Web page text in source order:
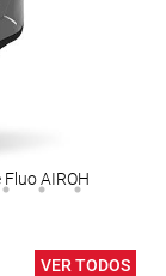
AIROH
VER TODOS